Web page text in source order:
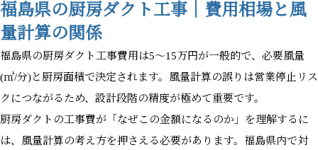
福島県の厨房ダクト工事｜費用相場と風
量計算の関係
福島県の厨房ダクト工事費用は5〜15万円が一般的で、必要風量
(㎥/分)と厨房面積で決定されます。風量計算の誤りは営業停止リス
クにつながるため、設計段階の精度が極めて重要です。
厨房ダクトの工事費が「なぜこの金額になるのか」を理解するに
は、風量計算の考え方を押さえる必要があります。福島県内で対